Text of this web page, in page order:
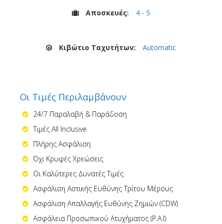
Αποσκευές: 4 - 5
Κιβώτιο Ταχυτήτων: Automatic
Οι Τιμές Περιλαμβάνουν
24/7 Παραλαβή & Παράδοση
Τιμές All Inclusive
Πλήρης Ασφάλιση
Όχι Κρυφές Χρεώσεις
Οι Καλύτερες Δυνατές Τιμές
Ασφάλιση Αστικής Ευθύνης Τρίτου Μέρους
Ασφάλιση Απαλλαγής Ευθύνης Ζημιών (CDW)
Ασφάλεια Προσωπικού Ατυχήματος (P.A.I)